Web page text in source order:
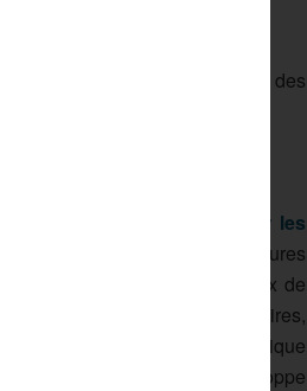
leurs idées avec celles des
projets national pour aider les
prioritairement aux structures
nouveaux créneaux de
aménagement de vestiaires,
sur un nouvel emploi technique
avec une enveloppe